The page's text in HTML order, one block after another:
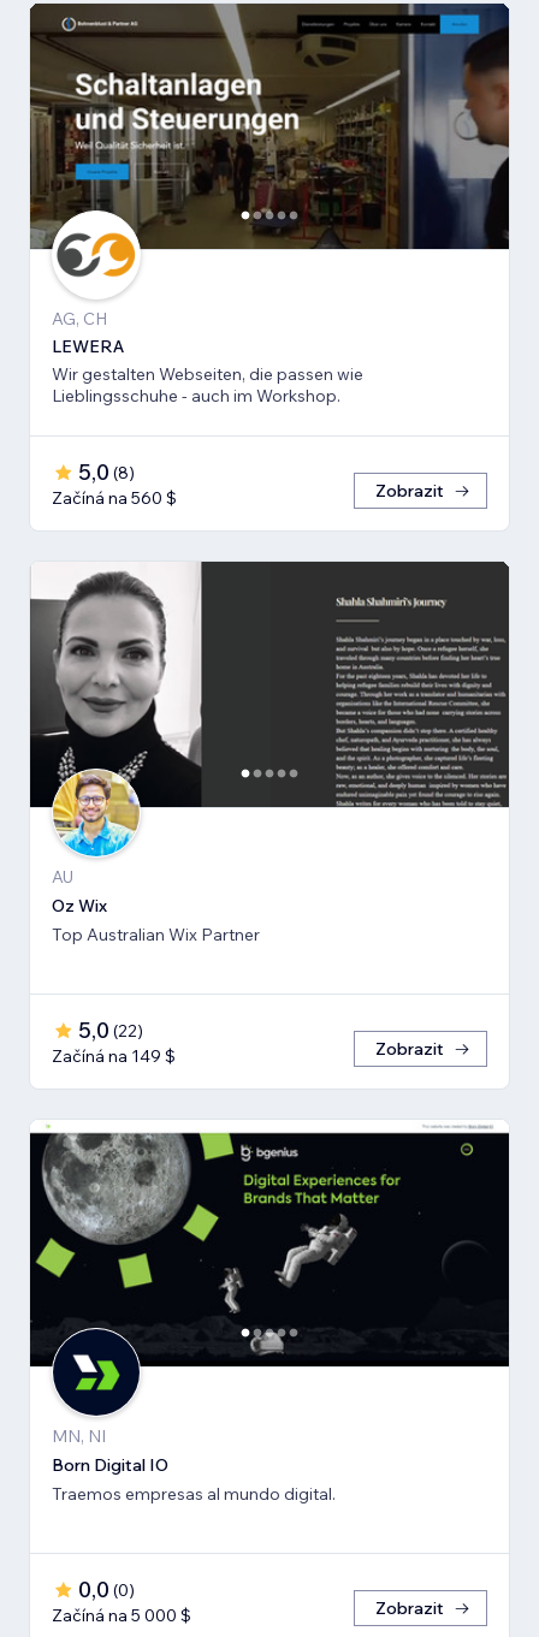
AG, CH
LEWERA
Wir gestalten Webseiten, die passen wie
Lieblingsschuhe - auch im Workshop.
5,0 (8)
Začíná na 560 $
Zobrazit
AU
Oz Wix
Top Australian Wix Partner
5,0 (22)
Začíná na 149 $
Zobrazit
MN, NI
Born Digital IO
Traemos empresas al mundo digital.
0,0 (0)
Začíná na 5 000 $
Zobrazit